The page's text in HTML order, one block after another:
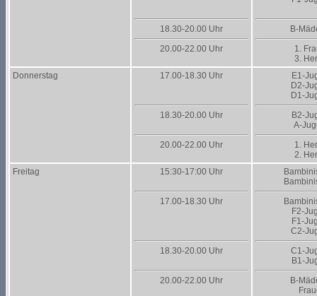
18.30-20.00 Uhr
20.00-22.00 Uhr
B-
1.
3.
Donnerstag
17.00-18.30 Uhr
18.30-20.00 Uhr
20.00-22.00 Uhr
E1-
D2-
D1-
B2-
A-
1.
2.
Freitag
15:30-17:00 Uhr
17.00-18.30 Uhr
18.30-20.00 Uhr
20.00-22.00 Uhr
F2-
F1-
C2-
C1-
B1-
B-